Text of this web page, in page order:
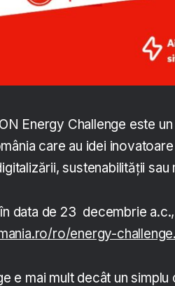
Energy Challenge este
care au idei
sustenabilității sau
data de 23 decembrie
ro/energy-
e mai mult decât un